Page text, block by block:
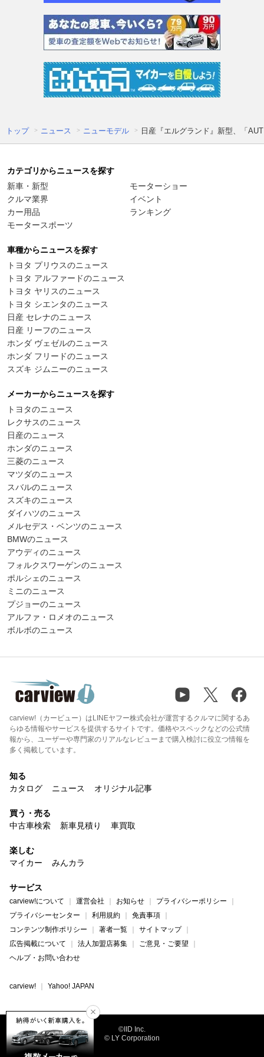
トップ ニュース ニューモデル 日産『エルグランド』新型、「
カテゴリからニュースを探す
新車・新型
クルマ業界
カー用品
モータースポーツ
モーターショー
イベント
ランキング
車種からニュースを探す
トヨタ プリウスのニュース
トヨタ アルファードのニュース
トヨタ ヤリスのニュース
トヨタ シエンタのニュース
日産 セレナのニュース
日産 リーフのニュース
ホンダ ヴェゼルのニュース
ホンダ フリードのニュース
スズキ ジムニーのニュース
メーカーからニュースを探す
トヨタのニュース
レクサスのニュース
日産のニュース
ホンダのニュース
三菱のニュース
マツダのニュース
スバルのニュース
スズキのニュース
ダイハツのニュース
メルセデス・ベンツのニュース
BMWのニュース
アウディのニュース
フォルクスワーゲンのニュース
ポルシェのニュース
ミニのニュース
プジョーのニュース
アルファ・ロメオのニュース
ボルボのニュース
carview!（カービュー）はLINEヤフー株式会社が運営するクルマに関するあ
らゆる情報やサービスを提供するサイトです。価格やスペックなどの公式情
報から、ユーザーや専門家のリアルなレビューまで購入検討に役立つ情報を
多く掲載しています。
知る
カタログ
ニュース オリジナル記事
買う・売る
中古車検索
新車見積り 車買取
楽しむ
マイカー
みんカラ
サービス
carview!について 運営会社 お知らせ
プライバシーポリシー
プライバシーセンター
利用規約
免責事項
コンテンツ制作ポリシー
著者一覧
サイトマップ
広告掲載について
法人加盟店募集
ご意見・ご要望
ヘルプ・お問い合わせ
carview! Yahoo! JAPAN
©IID Inc.
© LY Corporation